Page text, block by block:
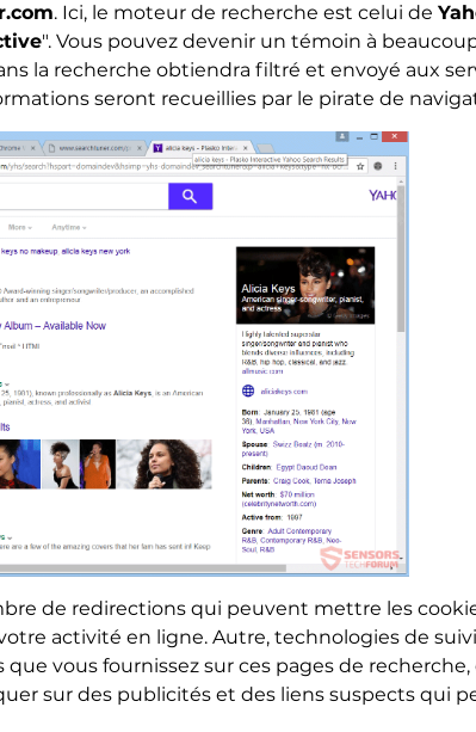
. Ici, le moteur de recherche est celui de
". Vous pouvez devenir un témoin à
la recherche obtiendra filtré et envoyé aux
seront recueillies par le pirate de
de redirections qui peuvent mettre les
activité en ligne. Autre, technologies de
vous fournissez sur ces pages de
sur des publicités et des liens suspects qui